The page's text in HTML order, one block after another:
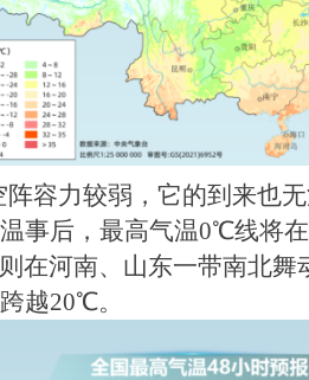
阵容力较弱，它的到来也
事后，最高气温0℃线将
在河南、山东一带南北舞
越20℃。